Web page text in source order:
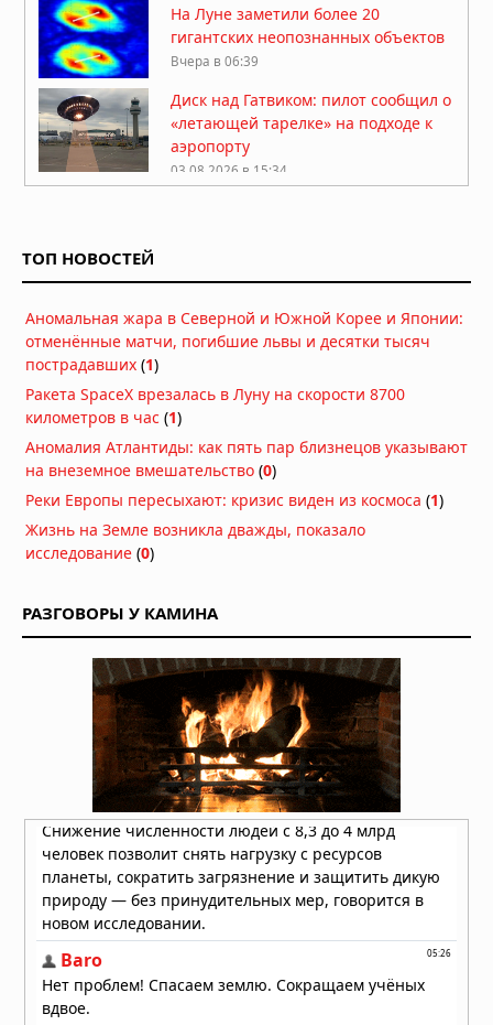
На Луне заметили более 20
гигантских неопознанных объектов
Вчера в 06:39
Диск над Гатвиком: пилот сообщил о
«летающей тарелке» на подходе к
аэропорту
03.08.2026 в 15:34
загадочная беременность
бразильской учительницы
НЛО: Они здесь не потому, что
прилетают, а потому что никогда не
улетали — новая гипотеза физика
02.08.2026 в 09:28
Жак Валле посвятил расследованию
НЛО 70 лет. Его последний дневник
утверждает: загадка куда глубже,
В США предложили создать целевую
группу для подготовки общества к
раскрытию информации о
нечеловеческом разуме
01.08.2026 в 09:20
Летающие объекты на старых
картинах: шесть загадочных
изображений из прошлого
31.07.2026 в 14:31
Жители Кыштыма в Челябинской
области заметили неопознанный
летающий объект
28.07.2026 в 08:00
ТОП НОВОСТЕЙ
Аномальная жара в Северной и Южной Корее и Японии:
отменённые матчи, погибшие львы и десятки тысяч
пострадавших (1)
Ракета SpaceX врезалась в Луну на скорости 8700
километров в час (1)
Аномалия Атлантиды: как пять пар близнецов указывают
на внеземное вмешательство (0)
Реки Европы пересыхают: кризис виден из космоса (1)
Жизнь на Земле возникла дважды, показало
исследование (0)
РАЗГОВОРЫ У КАМИНА